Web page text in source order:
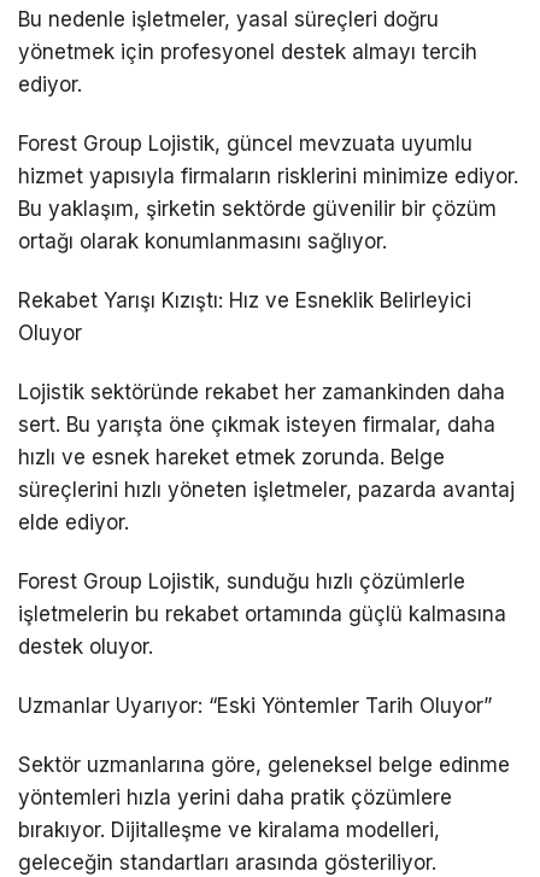
Bu nedenle işletmeler, yasal süreçleri doğru
yönetmek için profesyonel destek almayı tercih
ediyor.
Forest Group Lojistik, güncel mevzuata uyumlu
hizmet yapısıyla firmaların risklerini minimize ediyor.
Bu yaklaşım, şirketin sektörde güvenilir bir çözüm
ortağı olarak konumlanmasını sağlıyor.
Rekabet Yarışı Kızıştı: Hız ve Esneklik Belirleyici
Oluyor
Lojistik sektöründe rekabet her zamankinden daha
sert. Bu yarışta öne çıkmak isteyen firmalar, daha
hızlı ve esnek hareket etmek zorunda. Belge
süreçlerini hızlı yöneten işletmeler, pazarda avantaj
elde ediyor.
Forest Group Lojistik, sunduğu hızlı çözümlerle
işletmelerin bu rekabet ortamında güçlü kalmasına
destek oluyor.
Uzmanlar Uyarıyor: “Eski Yöntemler Tarih Oluyor”
Sektör uzmanlarına göre, geleneksel belge edinme
yöntemleri hızla yerini daha pratik çözümlere
bırakıyor. Dijitalleşme ve kiralama modelleri,
geleceğin standartları arasında gösteriliyor.